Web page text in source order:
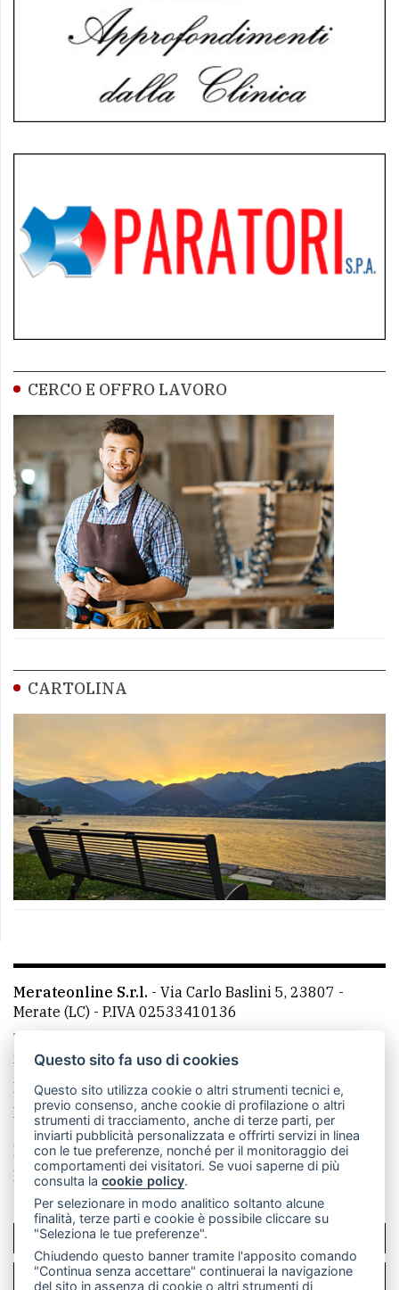
CERCO E OFFRO LAVORO
CARTOLINA
Merateonline S.r.l. - Via Carlo Baslini 5, 23807 -
Merate (LC) - P.IVA 02533410136
Telefono:
mail: redazione@leccoonline.com
La redazione
MerateOnline CasateOnline
RSS
Made by VIP
Privacy policy
Cookie policy
Rivedi le tue scelte sui cookie
SCRIVICI
PER LA TUA PUBBLICITÀ
Questo sito fa uso di cookies
Questo sito utilizza cookie o altri strumenti tecnici e,
previo consenso, anche cookie di profilazione o altri
strumenti di tracciamento, anche di terze parti, per
inviarti pubblicità personalizzata e offrirti servizi in linea
con le tue preferenze, nonché per il monitoraggio dei
comportamenti dei visitatori. Se vuoi saperne di più
consulta lacookie policy.
Per selezionare in modo analitico soltanto alcune
finalità, terze parti e cookie è possibile cliccare su
"Seleziona le tue preferenze".
Chiudendo questo banner tramite l'apposito comando
"Continua senza accettare" continuerai la navigazione
del sito in assenza di cookie o altri strumenti di